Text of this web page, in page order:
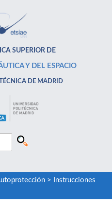
SUPERIOR DE
Y DEL ESPACIO
DE MADRID
>
Instrucciones